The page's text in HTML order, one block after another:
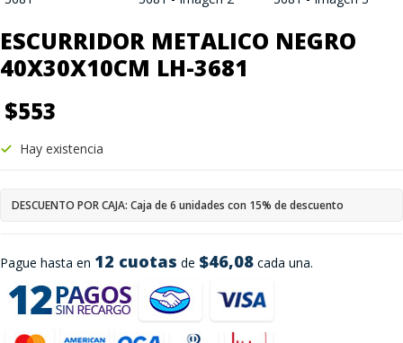
ESCURRIDOR METALICO NEGRO
40X30X10CM LH-3681
$553
Pague hasta en 12 cuotas de $46,08 cada una.
Hay existencia
DESCUENTO POR CAJA: Caja de 6 unidades con 15% de descuento